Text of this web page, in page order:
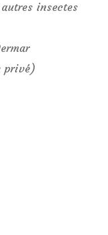
insectes
privé)